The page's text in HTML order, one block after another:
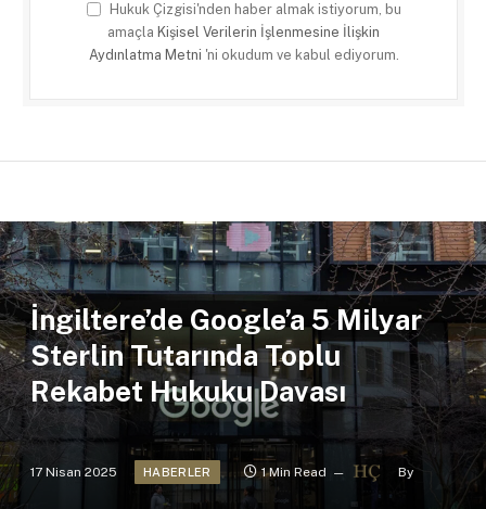
Hukuk Çizgisi'nden haber almak istiyorum, bu
amaçla Kişisel Verilerin İşlenmesine İlişkin
Aydınlatma Metni 'ni okudum ve kabul ediyorum.
İngiltere’de Google’a 5 Milyar
Sterlin Tutarında Toplu
Rekabet Hukuku Davası
17 Nisan 2025 HABERLER 1 Min Read By